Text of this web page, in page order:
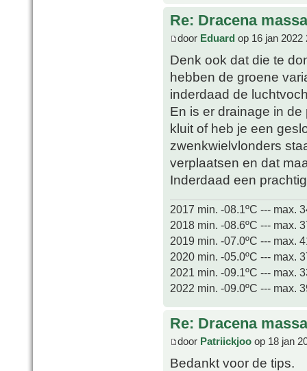
Re: Dracena
door Eduard op 16 jan 2022
Denk ook dat die te
hebben de groene
inderdaad de
En is er drainage in
kluit of heb je een
zwenkwielvlonders
verplaatsen en dat
Inderdaad een
2017 min. -08.1ºC --- max.
2018 min. -08.6ºC --- max.
2019 min. -07.0ºC --- max.
2020 min. -05.0ºC --- max.
2021 min. -09.1ºC --- max.
2022 min. -09.0ºC --- max.
Re: Dracena
door Patriickjoo op 18 jan
Bedankt voor de tips.